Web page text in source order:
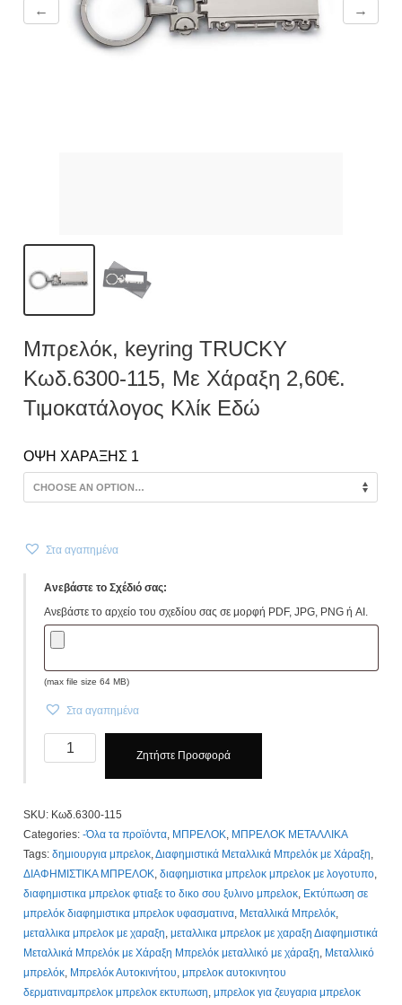
← →
Μπρελόκ, keyring TRUCKY
Κωδ.6300-115, Με Χάραξη 2,60€.
Τιμοκατάλογος Κλίκ Εδώ
ΟΨΗ ΧΑΡΑΞΗΣ 1
Στα αγαπημένα
Ανεβάστε το Σχέδιό σας:
Ανεβάστε το αρχείο του σχεδίου σας σε μορφή PDF, JPG, PNG ή AI.
(max file size 64 MB)
Στα αγαπημένα
Μπρελόκ,
keyring
115,
Με
Χάραξη
2,60€.
Τιμοκατάλογος
Κλίκ
Εδώ
quantity
Ζητήστε Προσφορά
SKU: Κωδ.6300-115
Categories:-Όλα τα προϊόντα, ΜΠΡΕΛΟΚ, ΜΠΡΕΛΟΚ ΜΕΤΑΛΛΙΚΑ
Tags:δημιουργια μπρελοκ,Διαφημιστικά Μεταλλικά Μπρελόκ με Χάραξη,
ΔΙΑΦΗΜΙΣΤΙΚΑ ΜΠΡΕΛΟΚ,διαφημιστικα μπρελοκ μπρελοκ με λογοτυπο,
διαφημιστικα μπρελοκ φτιαξε το δικο σου ξυλινο μπρελοκ, Εκτύπωση σε
μπρελόκ διαφημιστικα μπρελοκ υφασματινα, Μεταλλικά Μπρελόκ,
μεταλλικα μπρελοκ με χαραξη,μεταλλικα μπρελοκ με χαραξη Διαφημιστικά
Μεταλλικά Μπρελόκ με Χάραξη Μπρελόκ μεταλλικό με χάραξη, Μεταλλικό
μπρελόκ, Μπρελόκ Αυτοκινήτου,μπρελοκ αυτοκινητου
δερματιναμπρελοκ μπρελοκ εκτυπωση,μπρελοκ για ζευγαρια μπρελοκ